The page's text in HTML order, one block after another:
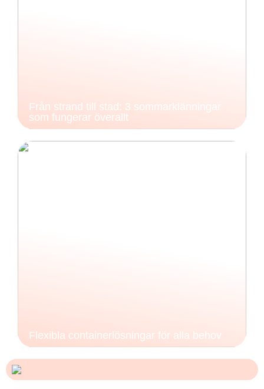
Från strand till stad: 3 sommarklänningar
som fungerar överallt
Flexibla containerlösningar för alla behov